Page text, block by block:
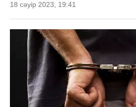
18 сәуір 2023, 19:41